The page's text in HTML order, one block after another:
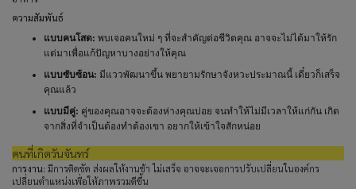
ความสัมพันธ์
แบบคนโสด: พบเจอคนใหม่ ๆ ที่จะสำคัญต่อชีวิตคุณ อาจจะไม่ได้มาให้รัก
แต่มาเพื่อแก้ปัญหาบางอย่างให้คุณ
แบบซับซ้อน: มีแววพัฒนาขึ้น พยายามรักษาจังหวะประมาณนี้ เดี๋ยวก็เสร็จ
คุณแล้ว
แบบมีคู่: คู่ของคุณอาจจะต้องห่างคุณบ่อย จนทำให้ไม่มีเวลาให้แก่กัน เกิด
จากสิ่งที่จำเป็นต้องทำต้องเขา อยากให้เข้าใจสักหน่อย
คนที่เกิดวันจันทร์
การงาน: มีการติดขัด ส่งผลให้งานช้า ไม่เสร็จ อาจจะเจอการปรับเปลี่ยนในองค์กร
เปลี่ยนตำแหน่งเพื่อให้ภาพรวมดีขึ้น